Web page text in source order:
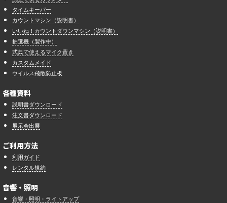
タイムキーパー
カウントマシン（説明書）
いいね！カウントダウンマシン（説明書）
抽選機（製作中）
式典で使えるマイク置き
カスタムメイド
ウイルス飛散防止板
各種資料
説明書ダウンロード
注文書ダウンロード
展示会出展
ご利用方法
利用ガイド
レンタル規約
音響・照明
音響・照明・ライトアップ